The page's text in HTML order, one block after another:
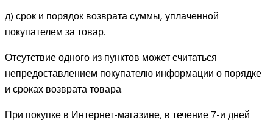
д) срок и порядок возврата суммы, уплаченной
покупателем за товар.
Отсутствие одного из пунктов может считаться
непредоставлением покупателю информации о порядке
и сроках возврата товара.
При покупке в Интернет-магазине, в течение 7-и дней